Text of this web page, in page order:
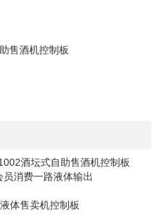
售酒机控制板
助售酒机控制板
消费一路液体输出
体售卖机控制板